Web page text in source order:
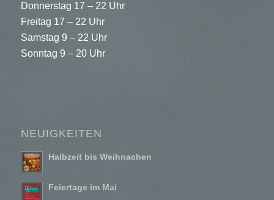
Donnerstag 17 – 22 Uhr
Freitag 17 – 22 Uhr
Samstag 9 – 22 Uhr
Sonntag 9 – 20 Uhr
NEUIGKEITEN
Halbzeit bis Weihnachen
Feiertage im Mai